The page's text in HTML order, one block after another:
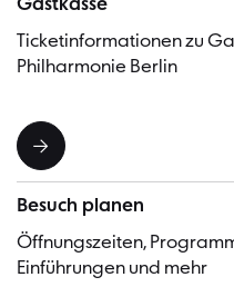
Gastkasse
Ticketinformationen zu
Philharmonie Berlin
Besuch planen
Öffnungszeiten,
Einführungen und mehr